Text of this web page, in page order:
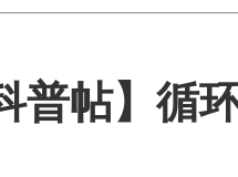
普帖】循